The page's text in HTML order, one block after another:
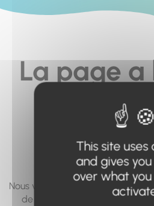
La page a
vous
accéder
pas...
Nous vous invitons à utiliser le
de page, ou à utiliser le menu
This site uses
and gives
over what